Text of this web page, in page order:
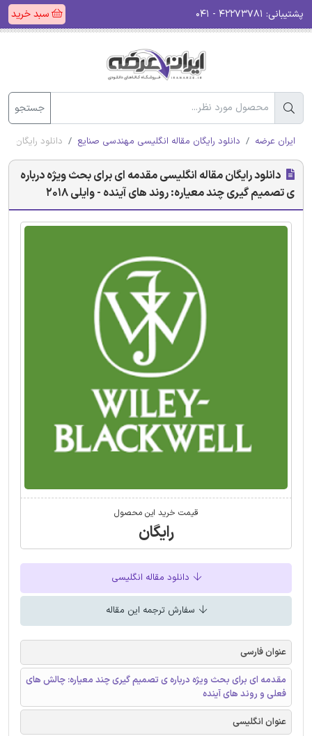
پشتیبانی: سبد خرید
جستجو
ایران عرضه دانلود رایگان مقاله انگلیسی مهندسی صنایع دانلود رایگان
دانلود رایگان مقاله انگلیسی مقدمه ای برای بحث ویژه درباره
ی تصمیم گیری چند معیاره: روند های آینده - وایلی 2018
قیمت خرید این محصول
رایگان
دانلود مقاله انگلیسی
سفارش ترجمه این مقاله
عنوان فارسی
مقدمه ای برای بحث ویژه درباره ی تصمیم گیری چند معیاره: چالش های
فعلی و روند های آینده
عنوان انگلیسی